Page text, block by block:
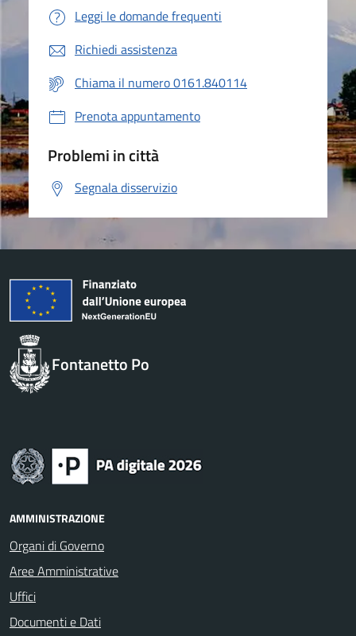
Leggi le domande frequenti
Richiedi assistenza
Chiama il numero 0161.840114
Prenota appuntamento
Problemi in città
Segnala disservizio
Fontanetto Po
AMMINISTRAZIONE
Organi di Governo
Aree Amministrative
Uffici
Documenti e Dati